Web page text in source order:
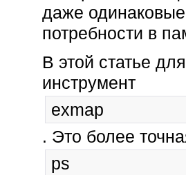
даже
потребности в
В этой статье
инструмент
exmap
. Это более
ps